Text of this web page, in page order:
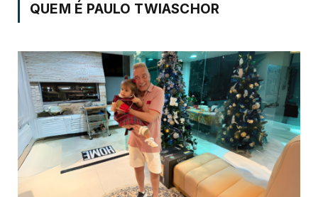
QUEM É PAULO TWIASCHOR